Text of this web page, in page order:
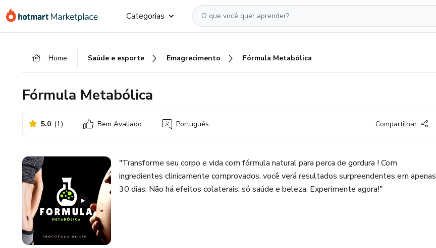
para
para
para
Categorias
Home Saúde e esporte Emagrecimento Fórmula Metabólica
Fórmula Metabólica
5.0 (1) Bem Avaliado Português Compartilhar
"Transforme seu corpo e vida com fórmula natural para perca de gordura ! Com
ingredientes clinicamente comprovados, você verá resultados surpreendentes em apenas
30 dias. Não há efeitos colaterais, só saúde e beleza. Experimente agora!"